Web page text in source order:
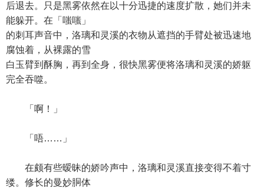
后退去。只是黑雾依然在以十分迅捷的速度扩散，她们并未
能躲开。在「嗤嗤」
的刺耳声音中，洛璃和灵溪的衣物从遮挡的手臂处被迅速地
腐蚀着，从裸露的雪
白玉臂到酥胸，再到全身，很快黑雾便将洛璃和灵溪的娇躯
完全吞噬。
「啊！」
「唔……」
在颇有些暧昧的娇吟声中，洛璃和灵溪直接变得不着寸
缕。修长的曼妙胴体